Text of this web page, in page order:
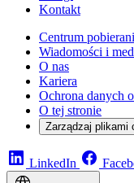
Kontakt
Centrum
Wiadomości i
O nas
Kariera
Ochrona danych
O tej stronie
Zarządzaj plikami
LinkedIn